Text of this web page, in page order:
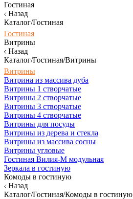
Гостиная
Назад
Каталог/Гостиная
Гостиная
Витрины
Назад
Каталог/Гостиная/Витрины
Витрины
Витрина из массива дуба
Витрины 1 створчатые
Витрины 2 створчатые
Витрины 3 створчатые
Витрины 4 створчатые
Витрины для посуды
Витрины из дерева и стекла
Витрины из массива сосны
Витрины угловые
Гостиная Вилия-М модульная
Зеркала в гостиную
Комоды в гостиную
Назад
Каталог/Гостиная/Комоды в гостиную